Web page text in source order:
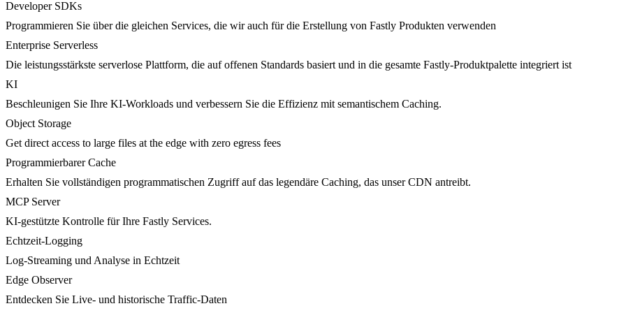
Developer SDKs
Programmieren Sie über die gleichen Services, die wir auch für die Erstellung von Fastly Produkten verwenden
Enterprise Serverless
Die leistungsstärkste serverlose Plattform, die auf offenen Standards basiert und in die gesamte Fastly-Produktpalette integriert ist
KI
Beschleunigen Sie Ihre KI-Workloads und verbessern Sie die Effizienz mit semantischem Caching.
Object Storage
Get direct access to large files at the edge with zero egress fees
Programmierbarer Cache
Erhalten Sie vollständigen programmatischen Zugriff auf das legendäre Caching, das unser CDN antreibt.
MCP Server
KI-gestützte Kontrolle für Ihre Fastly Services.
Echtzeit-Logging
Log-Streaming und Analyse in Echtzeit
Edge Observer
Entdecken Sie Live- und historische Traffic-Daten